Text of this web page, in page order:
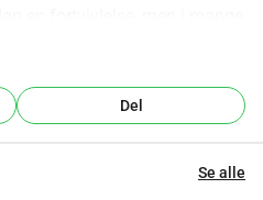
skræmmende virkelighed
er du villig til at
lider? Føler du vægten af
der sælger på gaden, og
Del
Se alle